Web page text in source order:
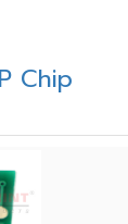
Chip